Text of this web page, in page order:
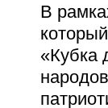
В
«Кубка